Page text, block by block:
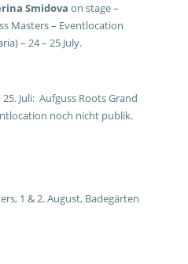
Smidova on stage –
Masters – Eventlocation
– 24 – 25 July.
Juli: Aufguss Roots Grand
noch nicht publik.
1 & 2. August, Badegärten